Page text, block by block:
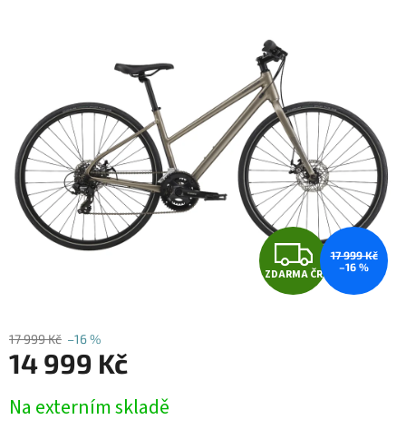
Z
D
ZDARMA ČR
17 999 Kč
–16 %
17 999 Kč –16 %
14 999 Kč
cena:
Na externím skladě